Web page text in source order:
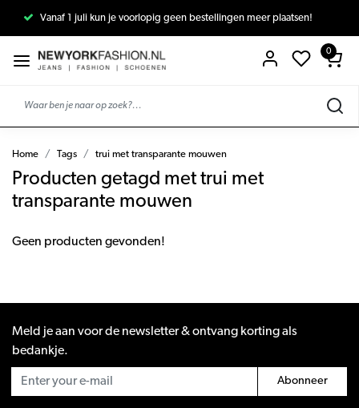
Vanaf 1 juli kun je voorlopig geen bestellingen meer plaatsen!
0
Home Tags trui met transparante mouwen
Producten getagd met trui met
transparante mouwen
Geen producten gevonden!
Meld je aan voor de newsletter & ontvang korting als
bedankje.
Abonneer